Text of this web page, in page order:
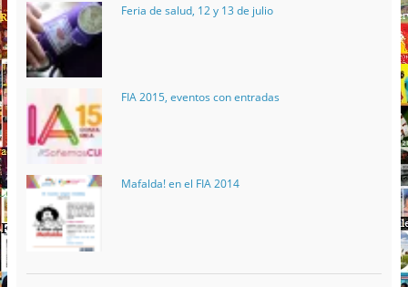
Feria de salud, 12 y 13 de julio
FIA 2015, eventos con entradas
Mafalda! en el FIA 2014